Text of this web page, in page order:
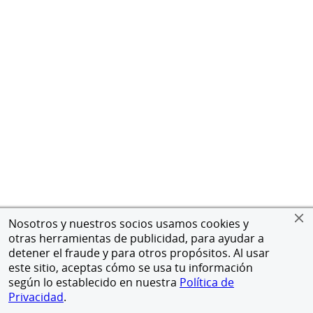
Nosotros y nuestros socios usamos cookies y
otras herramientas de publicidad, para ayudar a
detener el fraude y para otros propósitos. Al usar
este sitio, aceptas cómo se usa tu información
según lo establecido en nuestra Política de
Privacidad.